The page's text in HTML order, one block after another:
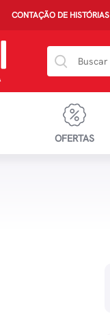
CONTAÇÃO DE HISTÓRIAS
OFERTAS